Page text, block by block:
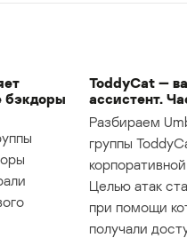
бэкдоры
ToddyCat —
ассистент.
Разбираем
группы
Целью атак
при помощи
получали